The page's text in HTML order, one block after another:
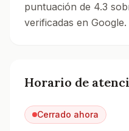
puntuación de 4.3
verificadas en Google.
Horario de
Cerrado ahora